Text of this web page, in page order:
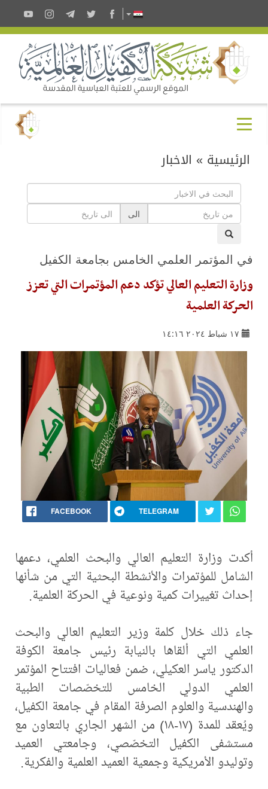
الرئيسية » الاخبار
الى
في المؤتمر العلمي الخامس بجامعة الكفيل
وزارة التعليم العالي تؤكد دعم المؤتمرات التي تعزز
الحركة العلمية
١٧ شباط ٢٠٢٤ ١٤:١٦
FACEBOOK TELEGRAM
أكدت وزارة التعليم العالي والبحث العلمي، دعمها
الشامل للمؤتمرات والأنشطة البحثية التي من شأنها
إحداث تغييرات كمية ونوعية في الحركة العلمية.
جاء ذلك خلال كلمة وزير التعليم العالي والبحث
العلمي التي ألقاها بالنيابة رئيس جامعة الكوفة
الدكتور ياسر العكيلي، ضمن فعاليات افتتاح المؤتمر
العلمي الدولي الخامس للتخصّصات الطبية
والهندسية والعلوم الصرفة المقام في جامعة الكفيل،
ويُعقد للمدة (١٧-١٨) من الشهر الجاري بالتعاون مع
مستشفى الكفيل التخصّصي، وجامعتي العميد
وتوليدو الأمريكية وجمعية العميد العلمية والفكرية.